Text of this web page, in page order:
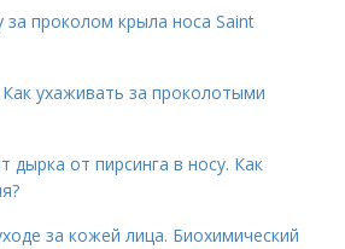
за проколом крыла носа Saint
ухаживать за проколотыми
дырка от пирсинга в носу. Как
за кожей лица. Биохимический